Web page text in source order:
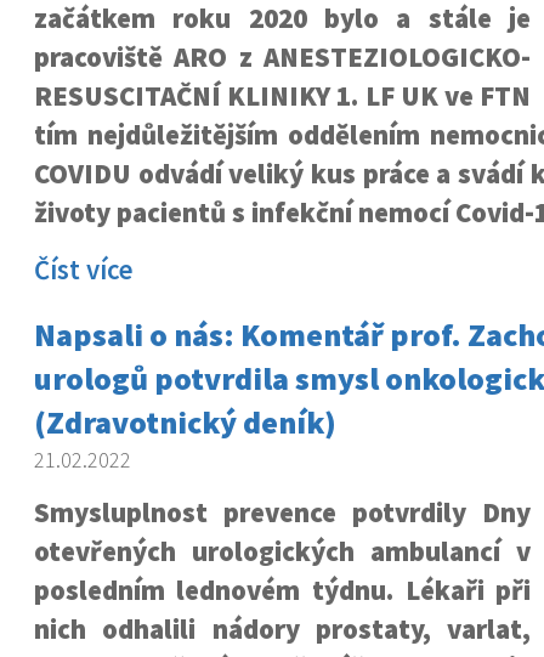
začátkem roku 2020 bylo a stále je
pracoviště ARO z ANESTEZIOLOGICKO-
RESUSCITAČNÍ KLINIKY 1. LF UK ve FTN
tím nejdůležitějším oddělením
COVIDU odvádí veliký kus práce a svádí
životy pacientů s infekční nemocí Covid-
Číst více
Napsali o nás: Komentář prof.
urologů potvrdila smysl
(Zdravotnický deník)
21.02.2022
Smysluplnost prevence potvrdily Dny
otevřených urologických ambulancí v
posledním lednovém týdnu. Lékaři při
nich odhalili nádory prostaty, varlat,